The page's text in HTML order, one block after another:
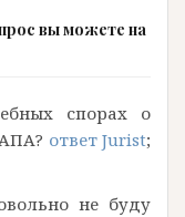
вы можете на
спорах о
ответ Jurist;
не буду